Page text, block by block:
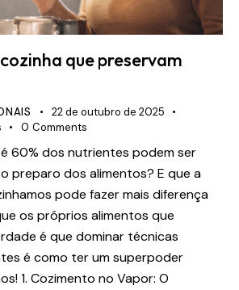
que preservam
22 de outubro de 2025
0 Comments
60% dos nutrientes podem ser
preparo dos alimentos? E que a
pode fazer mais diferença
os próprios alimentos que
é que dominar técnicas
é como ter um superpoder
1. Cozimento no Vapor: O